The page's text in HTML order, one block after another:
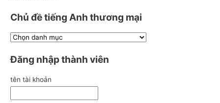
Chủ đề tiếng Anh thương mại
Đăng nhập thành viên
tên tài khoản